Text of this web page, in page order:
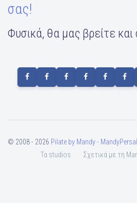
σας!
Φυσικά, θα μας βρείτε
© 2008 - 2026 Pilate by Mandy -
Τα studios
Σχετικά με τη